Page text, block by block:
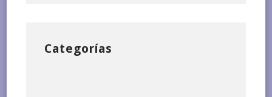
Categorías